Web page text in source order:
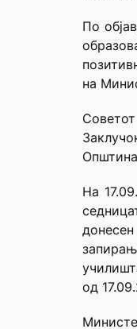
По
на
На
од